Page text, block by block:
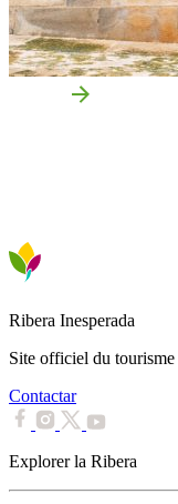
Ribera Inesperada
Site officiel du
Contactar
Explorer la Ribera